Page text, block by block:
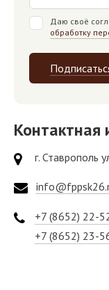
Даю своё
обработку
г. Ставрополь
+7 (8652) 22-
+7 (8652) 23-